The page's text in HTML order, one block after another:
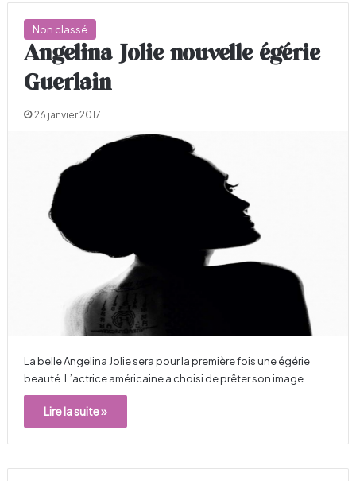
Non classé
Angelina Jolie nouvelle égérie
Guerlain
26 janvier 2017
La belle Angelina Jolie sera pour la première fois une égérie
beauté. L’actrice américaine a choisi de prêter son image…
Lire la suite »